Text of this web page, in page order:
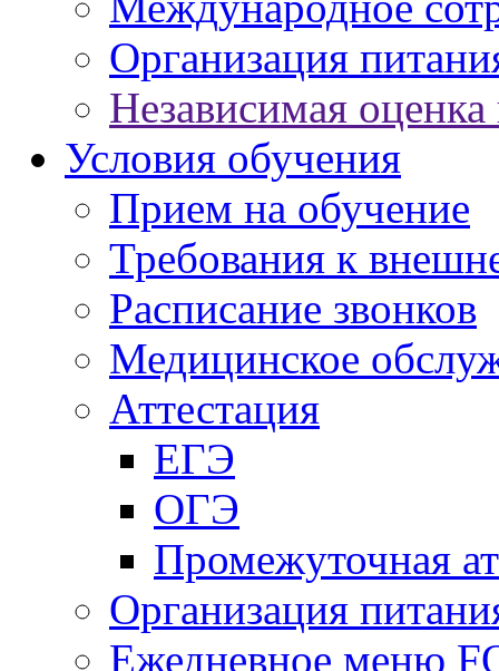
Организация
Независимая оценка
Условия обучения
Прием на обучение
Требования к
Расписание звонков
Медицинское
Аттестация
ЕГЭ
ОГЭ
Промежуточная
Организация
Ежедневное меню